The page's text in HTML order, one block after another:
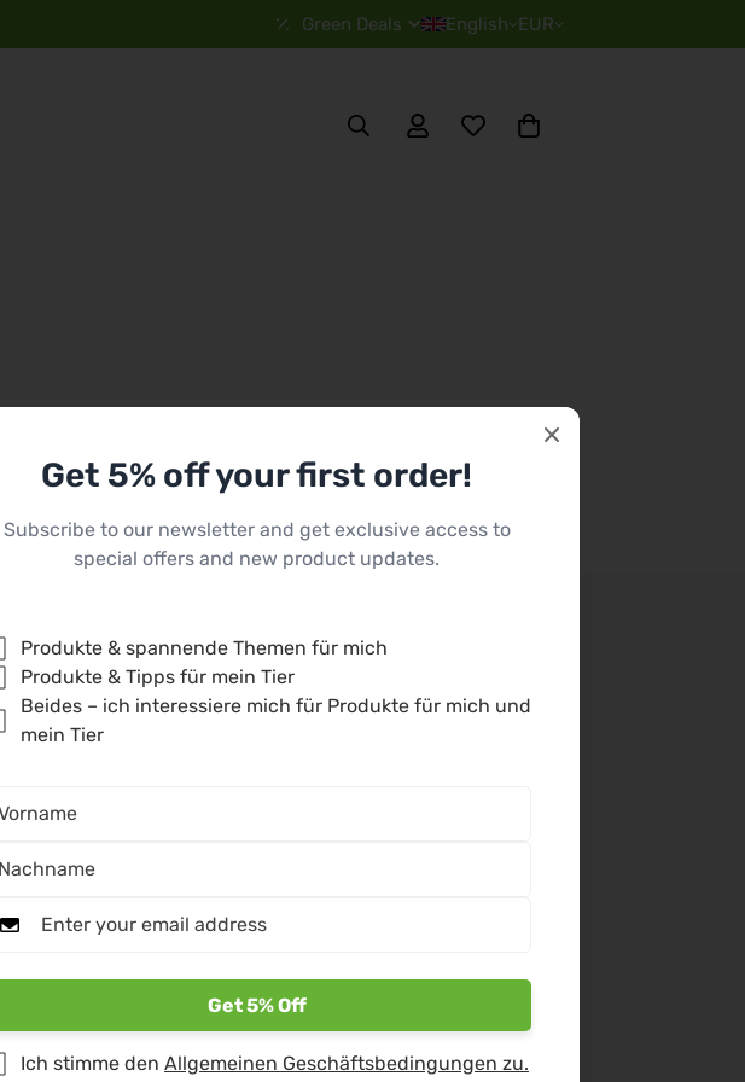
Green Deals English EUR
Mein
Kundenbereich
Vertrag widerrufen
Hilfe &
Rechtliches
FAQs
career
Right of
nature.com
Get 5% off your first order!
Subscribe to our newsletter and get exclusive access to
special offers and new product updates.
Produkte & spannende Themen für mich
Produkte & Tipps für mein Tier
Beides – ich interessiere mich für Produkte für mich und
mein Tier
Get 5% Off
Ich stimme den Allgemeinen Geschäftsbedingungen zu.